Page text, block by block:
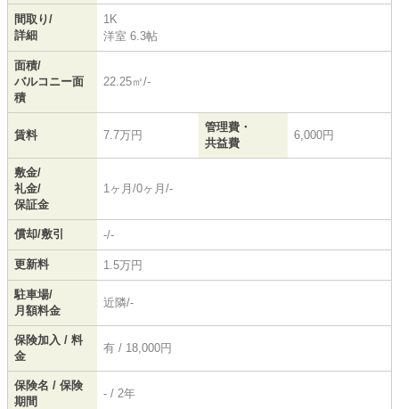
間取り/
詳細
1K
洋室 6.3帖
面積/
バルコニー面
積
22.25㎡/-
賃料 7.7万円
管理費・
共益費
6,000円
敷金/
礼金/
保証金
1ヶ月/0ヶ月/-
償却/敷引 -/-
更新料 1.5万円
駐車場/
月額料金
近隣/-
保険加入 / 料
金
有 / 18,000円
保険名 / 保険
期間
- / 2年